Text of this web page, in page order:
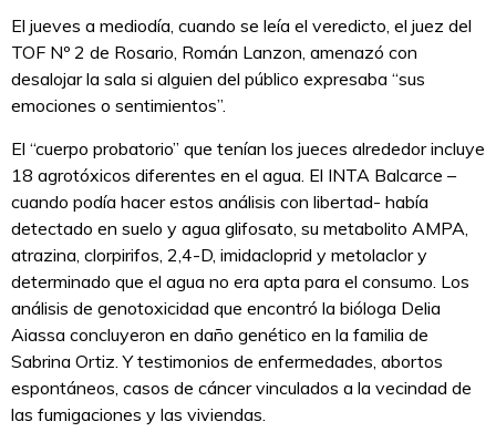
El jueves a mediodía, cuando se leía el veredicto, el juez del
TOF Nº 2 de Rosario, Román Lanzon, amenazó con
desalojar la sala si alguien del público expresaba “sus
emociones o sentimientos”.
El “cuerpo probatorio” que tenían los jueces alrededor incluye
18 agrotóxicos diferentes en el agua. El INTA Balcarce –
cuando podía hacer estos análisis con libertad- había
detectado en suelo y agua glifosato, su metabolito AMPA,
atrazina, clorpirifos, 2,4-D, imidacloprid y metolaclor y
determinado que el agua no era apta para el consumo. Los
análisis de genotoxicidad que encontró la bióloga Delia
Aiassa concluyeron en daño genético en la familia de
Sabrina Ortiz. Y testimonios de enfermedades, abortos
espontáneos, casos de cáncer vinculados a la vecindad de
las fumigaciones y las viviendas.